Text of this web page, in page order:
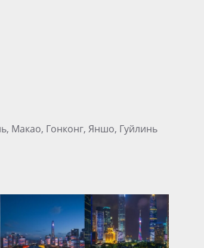
Макао, Гонконг, Яншо, Гуйлинь